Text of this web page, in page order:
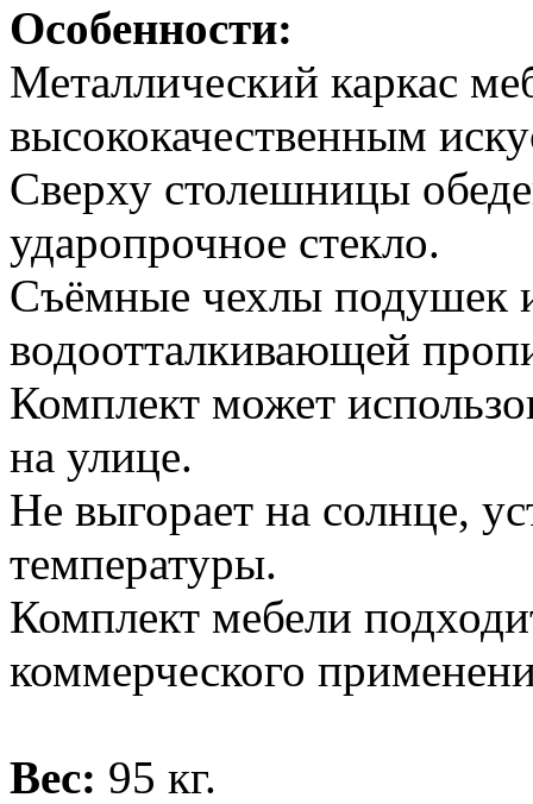
Особенности:
Металлический каркас
высококачественным
Сверху столешницы
ударопрочное стекло.
Съёмные чехлы подушек
водоотталкивающей
Комплект может
на улице.
Не выгорает на солнце,
температуры.
Комплект мебели
коммерческого
Вес: 95 кг.